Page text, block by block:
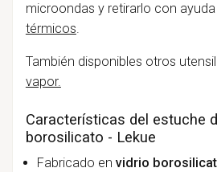
microondas y retirarlo con
térmicos.
También disponibles otros
vapor.
Características del estuche
borosilicato - Lekue
Fabricado en vidrio